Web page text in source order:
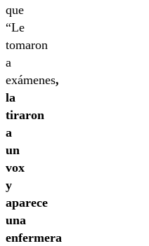
que
“Le
tomaron
a
exámenes,
la
tiraron
a
un
vox
y
aparece
una
enfermera